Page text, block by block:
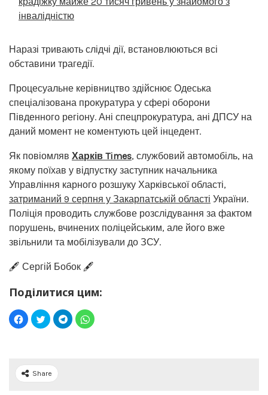
інвалідністю
Наразі тривають слідчі дії, встановлюються всі
обставини трагедії.
Процесуальне керівництво здійснює Одеська
спеціалізована прокуратура у сфері оборони
Південного регіону. Ані спецпрокуратура, ані ДПСУ на
даний момент не коментують цей інцедент.
Як повіомляв Харків Times, службовий автомобіль, на
якому поїхав у відпустку заступник начальника
Управління карного розшуку Харківської області,
затриманий 9 серпня у Закарпатській області України.
Поліція проводить службове розслідування за фактом
порушень, вчинених поліцейським, але його вже
звільнили та мобілізували до ЗСУ.
🖋️ Сергій Бобок 🖋️
Поділитися цим:
Share